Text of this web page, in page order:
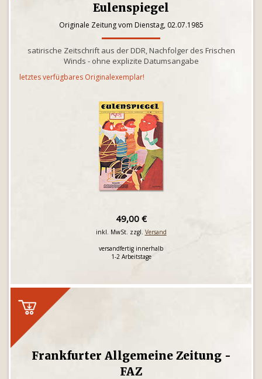
Eulenspiegel
Originale Zeitung vom Dienstag, 02.07.1985
satirische Zeitschrift aus der DDR, Nachfolger des Frischen
Winds - ohne explizite Datumsangabe
letztes verfügbares Originalexemplar!
49,00 €
inkl. MwSt. zzgl. Versand
versandfertig innerhalb
1-2 Arbeitstage
Frankfurter Allgemeine Zeitung -
FAZ